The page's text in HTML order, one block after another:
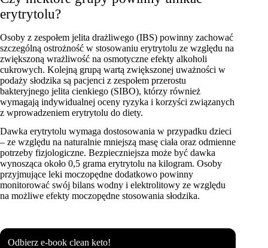
erytrytolu?
Osoby z zespołem jelita drażliwego (IBS) powinny zachować
szczególną ostrożność w stosowaniu erytrytolu ze względu na
zwiększoną wrażliwość na osmotyczne efekty alkoholi
cukrowych. Kolejną grupą wartą zwiększonej uważności w
podaży słodzika są pacjenci z zespołem przerostu
bakteryjnego jelita cienkiego (SIBO), którzy również
wymagają indywidualnej oceny ryzyka i korzyści związanych
z wprowadzeniem erytrytolu do diety.
Dawka erytrytolu wymaga dostosowania w przypadku dzieci
– ze względu na naturalnie mniejszą masę ciała oraz odmienne
potrzeby fizjologiczne. Bezpieczniejsza może być dawka
wynosząca około 0,5 grama erytrytolu na kilogram. Osoby
przyjmujące leki moczopędne dodatkowo powinny
monitorować swój bilans wodny i elektrolitowy ze względu
na możliwe efekty moczopędne stosowania słodzika.
Odbierz e-book clean keto!